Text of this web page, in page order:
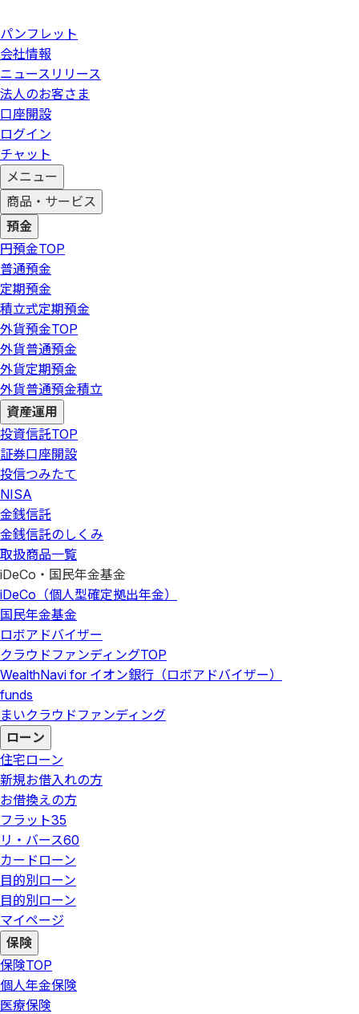
パンフレット
会社情報
ニュースリリース
法人のお客さま
口座開設
ログイン
チャット
メニュー
商品・サービス
預金
円預金TOP
普通預金
定期預金
積立式定期預金
外貨預金TOP
外貨普通預金
外貨定期預金
外貨普通預金積立
資産運用
投資信託TOP
証券口座開設
投信つみたて
NISA
金銭信託
金銭信託のしくみ
取扱商品一覧
iDeCo・国民年金基金
iDeCo（個人型確定拠出年金）
国民年金基金
ロボアドバイザー
クラウドファンディングTOP
WealthNavi for イオン銀行（ロボアドバイザー）
funds
まいクラウドファンディング
ローン
住宅ローン
新規お借入れの方
お借換えの方
フラット35
リ・バース60
カードローン
目的別ローン
目的別ローン
マイページ
保険
保険TOP
個人年金保険
医療保険